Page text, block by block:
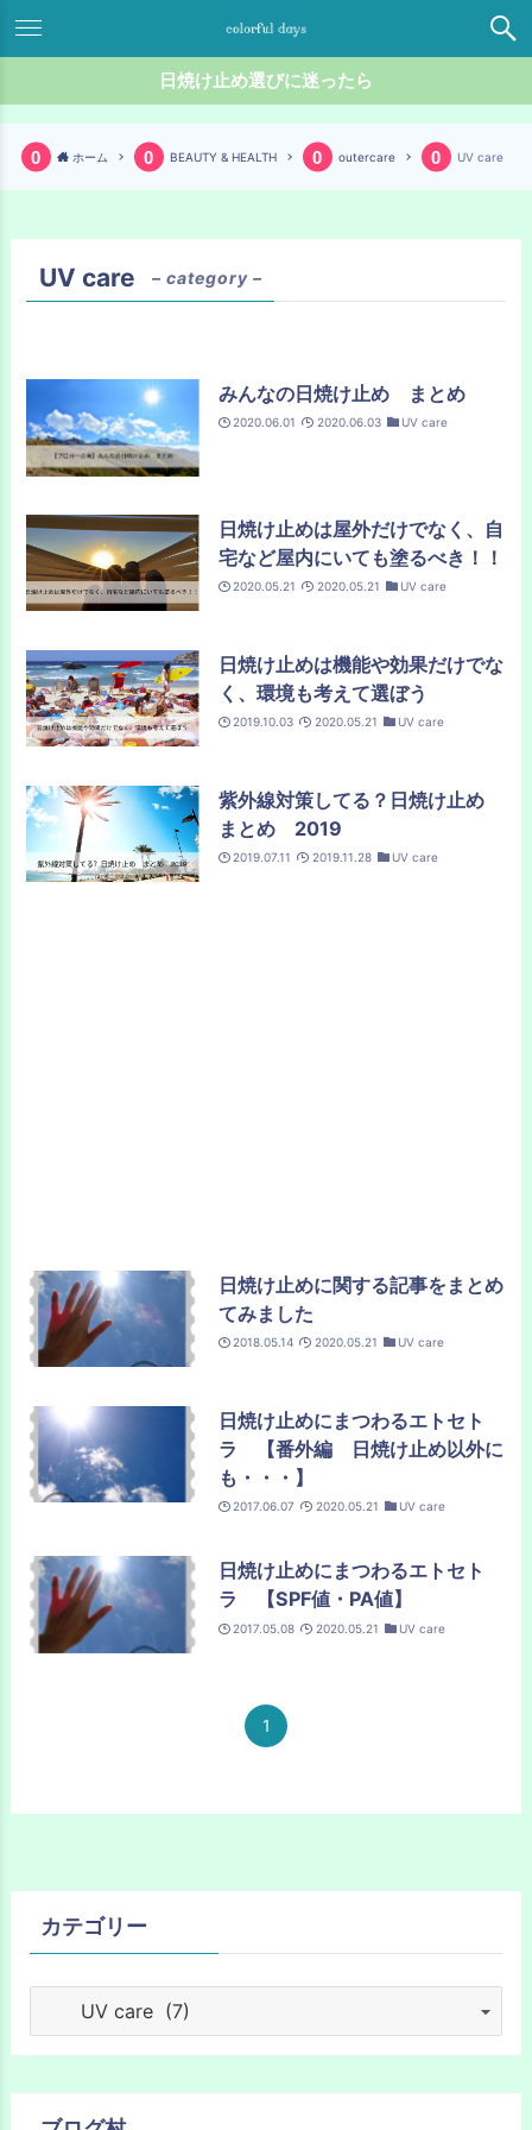
日焼け止め選びに迷ったら
ホーム BEAUTY & HEALTH outercare UV care
UV care – category –
みんなの日焼け止め まとめ
2020.06.01 2020.06.03 UV care
日焼け止めは屋外だけでなく、自
宅など屋内にいても塗るべき！！
2020.05.21 2020.05.21 UV care
日焼け止めは機能や効果だけでな
く、環境も考えて選ぼう
2019.10.03 2020.05.21 UV care
紫外線対策してる？日焼け止め
まとめ 2019
2019.07.11 2019.11.28 UV care
日焼け止めに関する記事をまとめ
てみました
2018.05.14 2020.05.21 UV care
日焼け止めにまつわるエトセト
ラ 【番外編 日焼け止め以外に
も・・・】
2017.06.07 2020.05.21 UV care
日焼け止めにまつわるエトセト
ラ 【SPF値・PA値】
2017.05.08 2020.05.21 UV care
1
カテゴリー